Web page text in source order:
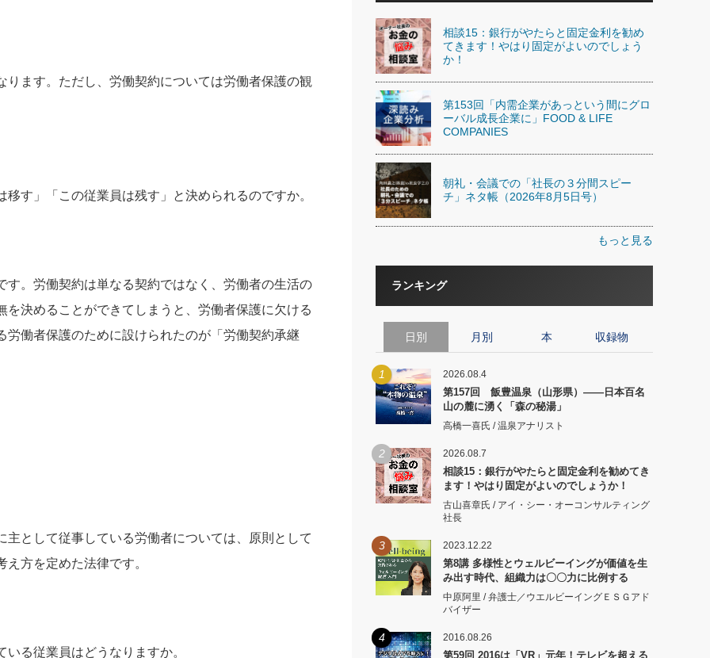
ます。ただし、労働契約については労働者保護の観
す」「この従業員は残す」と決められるのですか。
。労働契約は単なる契約ではなく、労働者の生活の
決めることができてしまうと、労働者保護に欠ける
働者保護のために設けられたのが「労働契約承継
として従事している労働者については、原則として
方を定めた法律です。
る従業員はどうなりますか。
相談15：銀行がやたらと固定金利を勧め
てきます！やはり固定がよいのでしょう
か！
第153回「内需企業があっという間にグロ
ーバル成長企業に」FOOD & LIFE
COMPANIES
朝礼・会議での「社長の３分間スピー
チ」ネタ帳（2026年8月5日号）
もっと見る
ランキング
日別 月別 本 収録物
1 2026.08.4
第157回 飯豊温泉（山形県）――日本百名
山の麓に湧く「森の秘湯」
高橋一喜氏 / 温泉アナリスト
2 2026.08.7
相談15：銀行がやたらと固定金利を勧めてき
ます！やはり固定がよいのでしょうか！
古山喜章氏 / アイ・シー・オーコンサルティング
社長
3 2023.12.22
第8講 多様性とウェルビーイングが価値を生
み出す時代、組織力は〇〇力に比例する
中原阿里 / 弁護士／ウエルビーイングＥＳＧアド
バイザー
4 2016.08.26
第59回 2016は「VR」元年！テレビを超える